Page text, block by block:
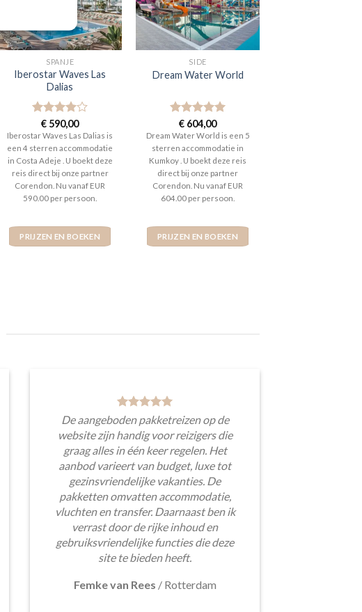
SPANJE
Iberostar Waves Las
Dalias
Gewaardeerd
4uit 5
€ 590,00
Iberostar Waves Las Dalias is
een 4 sterren accommodatie
in Costa Adeje . U boekt deze
reis direct bij onze partner
Corendon. Nu vanaf EUR
590.00 per persoon.
PRIJZEN EN BOEKEN
SIDE
Dream Water World
Gewaardeerd
5uit 5
€ 604,00
Dream Water World is een 5
sterren accommodatie in
Kumkoy . U boekt deze reis
direct bij onze partner
Corendon. Nu vanaf EUR
604.00 per persoon.
PRIJZEN EN BOEKEN
De aangeboden pakketreizen op de
website zijn handig voor reizigers die
graag alles in één keer regelen. Het
aanbod varieert van budget, luxe tot
gezinsvriendelijke vakanties. De
pakketten omvatten accommodatie,
vluchten en transfer. Daarnaast ben ik
verrast door de rijke inhoud en
gebruiksvriendelijke functies die deze
site te bieden heeft.
Femke van Rees / Rotterdam